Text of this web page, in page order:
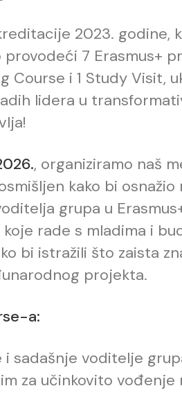
2023. godine,
7 Erasmus+
Course i 1 Study Visit,
lidera u
, organiziramo naš
kako bi
grupa u
rade s mladima i
bi istražili što zaista
projekta.
a:
i sadašnje voditelje
za učinkovito vođenje